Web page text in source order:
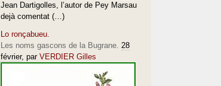
Jean Dartigolles, l’autor de Pey Marsau
dejà comentat (…)
Lo ronçabueu.
Les noms gascons de la Bugrane. 28
février, par VERDIER Gilles